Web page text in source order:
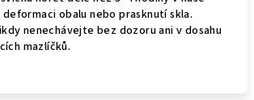
obalu nebo prasknutí skla.
nenechávejte bez dozoru ani v dosahu
mazlíčků.